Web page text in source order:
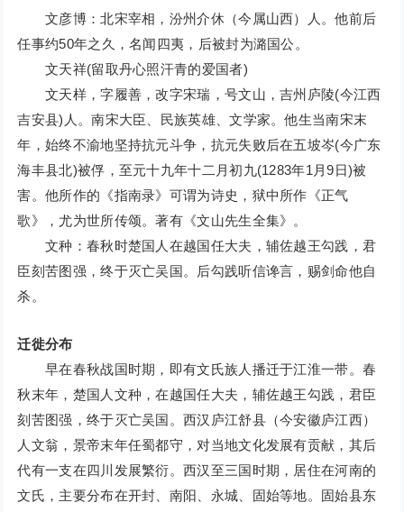
文彦博：北宋宰相，汾州介休（今属山西）人。他前后
任事约50年之久，名闻四夷，后被封为潞国公。
文天祥(留取丹心照汗青的爱国者)
文天样，字履善，改字宋瑞，号文山，吉州庐陵(今江西
吉安县)人。南宋大臣、民族英雄、文学家。他生当南宋末
年，始终不渝地坚持抗元斗争，抗元失败后在五坡岑(今广东
海丰县北)被俘，至元十九年十二月初九(1283年1月9日)被
害。他所作的《指南录》可谓为诗史，狱中所作《正气
歌》，尤为世所传颂。著有《文山先生全集》。
文种：春秋时楚国人在越国任大夫，辅佐越王勾践，君
臣刻苦图强，终于灭亡吴国。后勾践听信谗言，赐剑命他自
杀。
迁徙分布
早在春秋战国时期，即有文氏族人播迁于江淮一带。春
秋末年，楚国人文种，在越国任大夫，辅佐越王勾践，君臣
刻苦图强，终于灭亡吴国。西汉庐江舒县（今安徽庐江西）
人文翁，景帝末年任蜀都守，对当地文化发展有贡献，其后
代有一支在四川发展繁衍。西汉至三国时期，居住在河南的
文氏，主要分布在开封、南阳、永城、固始等地。固始县东